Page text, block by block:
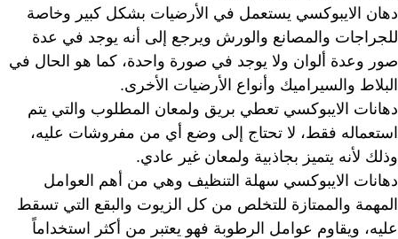
دهان الايبوكسي يستعمل في الأرضيات بشكل كبير وخاصة
للجراجات والمصانع والورش ويرجع إلى أنه يوجد في عدة
صور وعدة ألوان ولا يوجد في صورة واحدة، كما هو الحال في
البلاط والسيراميك وأنواع الأرضيات الأخرى.
دهانات الايبوكسي تعطي بريق ولمعان المطلوب والتي يتم
استعماله فقط، لا تحتاج إلى وضع أي من مفروشات عليه،
وذلك لأنه يتميز بجاذبية ولمعان غير عادي.
دهانات الايبوكسي سهلة التنظيف وهي من أهم العوامل
المهمة والممتازة للتخلص من كل الزيوت والبقع التي تسقط
عليه، ويقاوم عوامل الرطوبة فهو يعتبر من أكثر استخداماً